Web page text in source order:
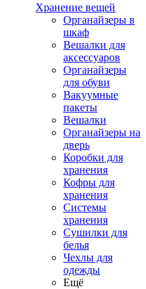
Хранение вещей
Органайзеры в
шкаф
Вешалки для
аксессуаров
Органайзеры
для обуви
Вакуумные
пакеты
Вешалки
Органайзеры на
дверь
Коробки для
хранения
Кофры для
хранения
Системы
хранения
Сушилки для
белья
Чехлы для
одежды
Ещё